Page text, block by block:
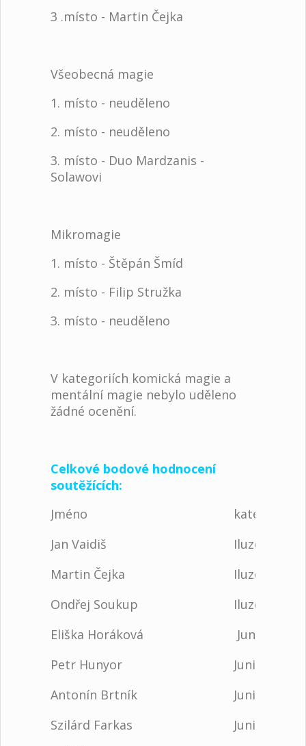
3 .místo - Martin Čejka
Všeobecná magie
1. místo - neuděleno
2. místo - neuděleno
3. místo - Duo Mardzanis -
Solawovi
Mikromagie
1. místo - Štěpán Šmíd
2. místo - Filip Stružka
3. místo - neuděleno
V kategoriích komická magie a
mentální magie nebylo uděleno
žádné ocenění.
Celkové bodové hodnocení
soutěžících:
Jméno
kategorie
Jan Vaidiš
Iluze
Martin Čejka
Iluze
Ondřej Soukup
Iluze
Eliška Horáková
Junior 1
Petr Hunyor
Junior 1
Antonín Brtník
Junior 2
Szilárd Farkas
Junior 2